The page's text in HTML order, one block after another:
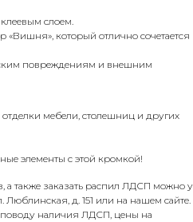
слоем.
«Вишня», который отлично сочетается
повреждениям и внешним
отделки мебели, столешниц и других
элементы с этой кромкой!
а также заказать распил ЛДСП можно у
Люблинская, д. 151 или на нашем сайте.
наличия ЛДСП, цены на